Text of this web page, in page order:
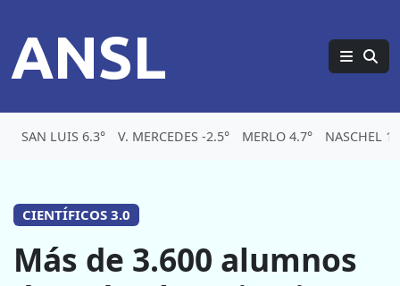
ANSL
SAN LUIS 6.3° V. MERCEDES -2.5° MERLO 4.7° NASCHEL
CIENTÍFICOS 3.0
Más de 3.600 alumnos